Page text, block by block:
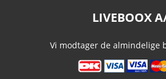
LIVEBOOX
Vi modtager de almindelige